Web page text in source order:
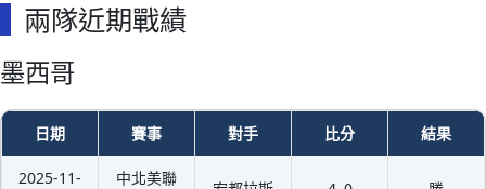
兩隊近期戰績
墨西哥
日期 賽事 對手 比分 結果
2025-11-
中北美聯